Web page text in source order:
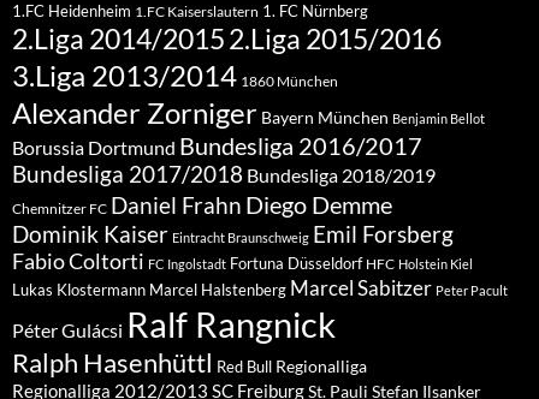
1.FC Heidenheim 1.FC Kaiserslautern 1. FC Nürnberg
2.Liga 2014/20152.Liga 2015/2016
3.Liga 2013/2014 1860 München
Alexander Zorniger Bayern München Benjamin Bellot
Borussia Dortmund Bundesliga 2016/2017
Bundesliga 2017/2018 Bundesliga 2018/2019
Chemnitzer FC Daniel Frahn Diego Demme
Dominik Kaiser Eintracht Braunschweig Emil Forsberg
Fabio Coltorti FC Ingolstadt Fortuna Düsseldorf HFC Holstein Kiel
Lukas Klostermann Marcel Halstenberg Marcel Sabitzer Peter Pacult
Péter Gulácsi Ralf Rangnick
Ralph Hasenhüttl Red Bull Regionalliga
Regionalliga 2012/2013 SC FreiburgSt. Pauli Stefan Ilsanker